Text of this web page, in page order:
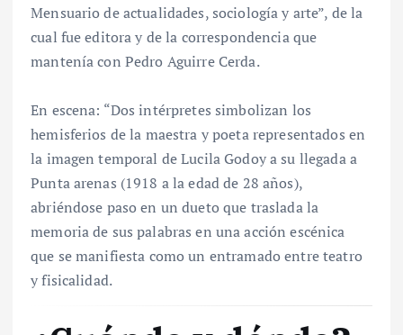
Mensuario de actualidades, sociología y arte”, de la
cual fue editora y de la correspondencia que
mantenía con Pedro Aguirre Cerda.
En escena: “Dos intérpretes simbolizan los
hemisferios de la maestra y poeta representados en
la imagen temporal de Lucila Godoy a su llegada a
Punta arenas (1918 a la edad de 28 años),
abriéndose paso en un dueto que traslada la
memoria de sus palabras en una acción escénica
que se manifiesta como un entramado entre teatro
y fisicalidad.